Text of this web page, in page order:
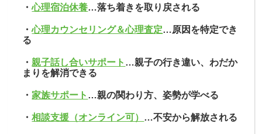
・心理宿泊休養…落ち着きを取り戻される
・心理カウンセリング＆心理査定…原因を特定でき
る
・親子話し合いサポート …親子の行き違い、わだか
まりを解消できる
・家族サポート …親の関わり方、姿勢が学べる
・相談支援（オンライン可） …不安から解放される